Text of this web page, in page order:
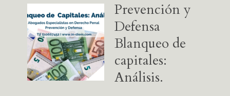
Prevención y
Defensa
Blanqueo de
capitales:
Análisis.